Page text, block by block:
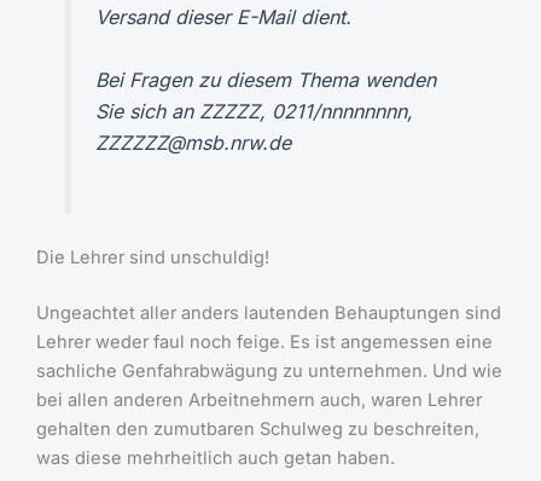
Versand dieser E-Mail dient.
Bei Fragen zu diesem Thema wenden
Sie sich an ZZZZZ, 0211/nnnnnnnn,
ZZZZZZ@msb.nrw.de
Die Lehrer sind unschuldig!
Ungeachtet aller anders lautenden Behauptungen sind
Lehrer weder faul noch feige. Es ist angemessen eine
sachliche Genfahrabwägung zu unternehmen. Und wie
bei allen anderen Arbeitnehmern auch, waren Lehrer
gehalten den zumutbaren Schulweg zu beschreiten,
was diese mehrheitlich auch getan haben.